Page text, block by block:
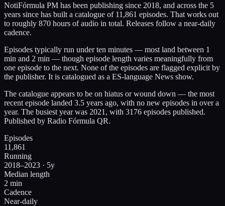
NotiFórmula PM has been publishing since 2018, and across the 5
years since has built a catalogue of 11,861 episodes. That works out
to roughly 870 hours of audio in total. Releases follow a near-daily
cadence.
Episodes typically run under ten minutes — most land between 1
min and 2 min — though episode length varies meaningfully from
one episode to the next. None of the episodes are flagged explicit by
the publisher. It is catalogued as a ES-language News show.
The catalogue appears to be on hiatus or wound down — the most
recent episode landed 3.5 years ago, with no new episodes in over a
year. The busiest year was 2021, with 3176 episodes published.
Published by Radio Fórmula QR.
Episodes
11,861
Running
2018–2023 · 5y
Median length
2 min
Cadence
Near-daily